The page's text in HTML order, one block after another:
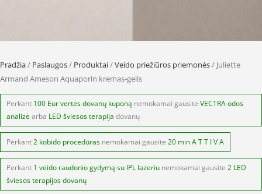
Pradžia/ Paslaugos/ Produktai/Veido priežiūros priemonės/ Juliette
Armand Ameson Aquaporin kremas-gelis
Perkant 100 Eur vertės dovanų kuponą nemokamai gausite VECTRA odos
analizė arba LED šviesos terapija dovanų
Perkant2 kobido procedūras nemokamai gausite 20 min A T T I V A
Perkant 1 veido raudonio gydymą su IPL lazeriu nemokamai gausite 2 LED
šviesos terapijos dovanų